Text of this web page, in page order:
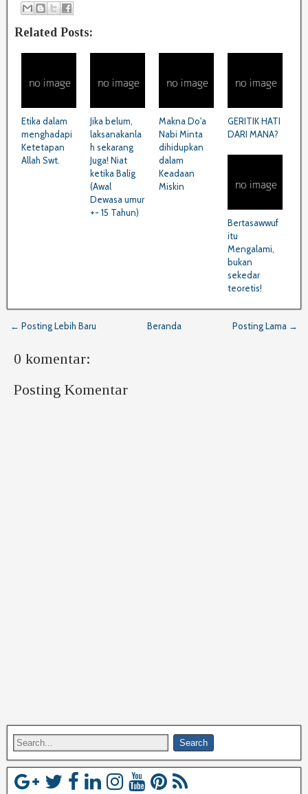
Related Posts:
Etika dalam
menghadapi
Ketetapan
Allah Swt.
Jika belum,
laksanakanla
h sekarang
Juga! Niat
ketika Balig
(Awal
Dewasa umur
+- 15 Tahun)
Makna Do'a
Nabi Minta
dihidupkan
dalam
Keadaan
Miskin
GERITIK HATI
DARI MANA?
Bertasawwuf
itu
Mengalami,
bukan
sekedar
teoretis!
← Posting Lebih Baru Posting Lama →
Beranda
0 komentar:
Posting Komentar